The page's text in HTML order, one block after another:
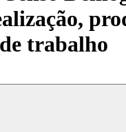
trabalho